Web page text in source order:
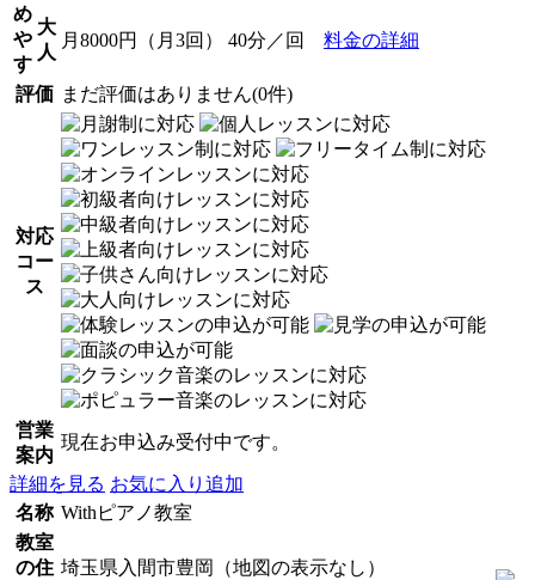
め
や
す
大
人
月8000円（月3回） 40分／回 料金の詳細
評価 まだ評価はありません(0件)
対応
コー
ス
営業
案内
現在お申込み受付中です。
詳細を見る お気に入り追加
名称 Withピアノ教室
教室
の住 埼玉県入間市豊岡（地図の表示なし）